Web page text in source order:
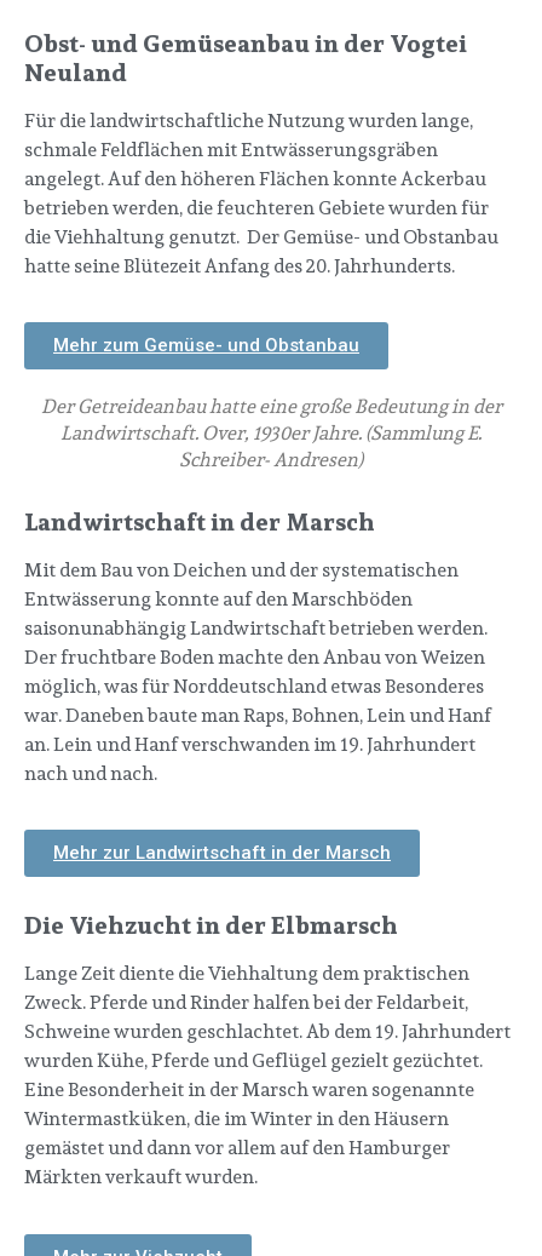
Obst- und Gemüseanbau in der Vogtei
Neuland
Für die landwirtschaftliche Nutzung wurden lange,
schmale Feldflächen mit Entwässerungsgräben
angelegt. Auf den höheren Flächen konnte Ackerbau
betrieben werden, die feuchteren Gebiete wurden für
die Viehhaltung genutzt. Der Gemüse- und Obstanbau
hatte seine Blütezeit Anfang des 20. Jahrhunderts.
Mehr zum Gemüse- und Obstanbau
Der Getreideanbau hatte eine große Bedeutung in der
Landwirtschaft. Over, 1930er Jahre. (Sammlung E.
Schreiber- Andresen)
Landwirtschaft in der Marsch
Mit dem Bau von Deichen und der systematischen
Entwässerung konnte auf den Marschböden
saisonunabhängig Landwirtschaft betrieben werden.
Der fruchtbare Boden machte den Anbau von Weizen
möglich, was für Norddeutschland etwas Besonderes
war. Daneben baute man Raps, Bohnen, Lein und Hanf
an. Lein und Hanf verschwanden im 19. Jahrhundert
nach und nach.
Mehr zur Landwirtschaft in der Marsch
Die Viehzucht in der Elbmarsch
Lange Zeit diente die Viehhaltung dem praktischen
Zweck. Pferde und Rinder halfen bei der Feldarbeit,
Schweine wurden geschlachtet. Ab dem 19. Jahrhundert
wurden Kühe, Pferde und Geflügel gezielt gezüchtet.
Eine Besonderheit in der Marsch waren sogenannte
Wintermastküken, die im Winter in den Häusern
gemästet und dann vor allem auf den Hamburger
Märkten verkauft wurden.